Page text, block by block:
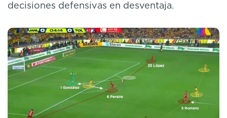
decisiones defensivas en desventaja.